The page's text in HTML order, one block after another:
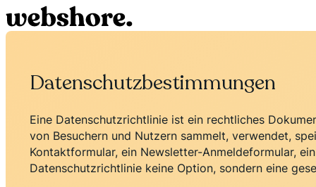
Datenschutzbestimmungen
Eine Datenschutzrichtlinie ist ein rechtliches
von Besuchern und Nutzern sammelt, verwendet,
Kontaktformular, ein Newsletter-Anmeldeformular,
Datenschutzrichtlinie keine Option, sondern eine